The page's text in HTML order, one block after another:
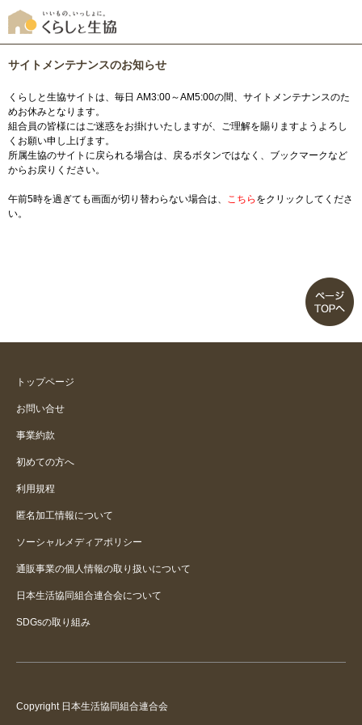
サイトメンテナンスのお知らせ
くらしと生協サイトは、毎日 AM3:00～AM5:00の間、サイトメンテナンスのた
めお休みとなります。
組合員の皆様にはご迷惑をお掛けいたしますが、ご理解を賜りますようよろし
くお願い申し上げます。
所属生協のサイトに戻られる場合は、戻るボタンではなく、ブックマークなど
からお戻りください。
午前5時を過ぎても画面が切り替わらない場合は、 こちら をクリックしてくださ
い。
トップページ
お問い合せ
事業約款
初めての方へ
利用規程
匿名加工情報について
ソーシャルメディアポリシー
通販事業の個人情報の取り扱いについて
日本生活協同組合連合会について
SDGsの取り組み
Copyright 日本生活協同組合連合会